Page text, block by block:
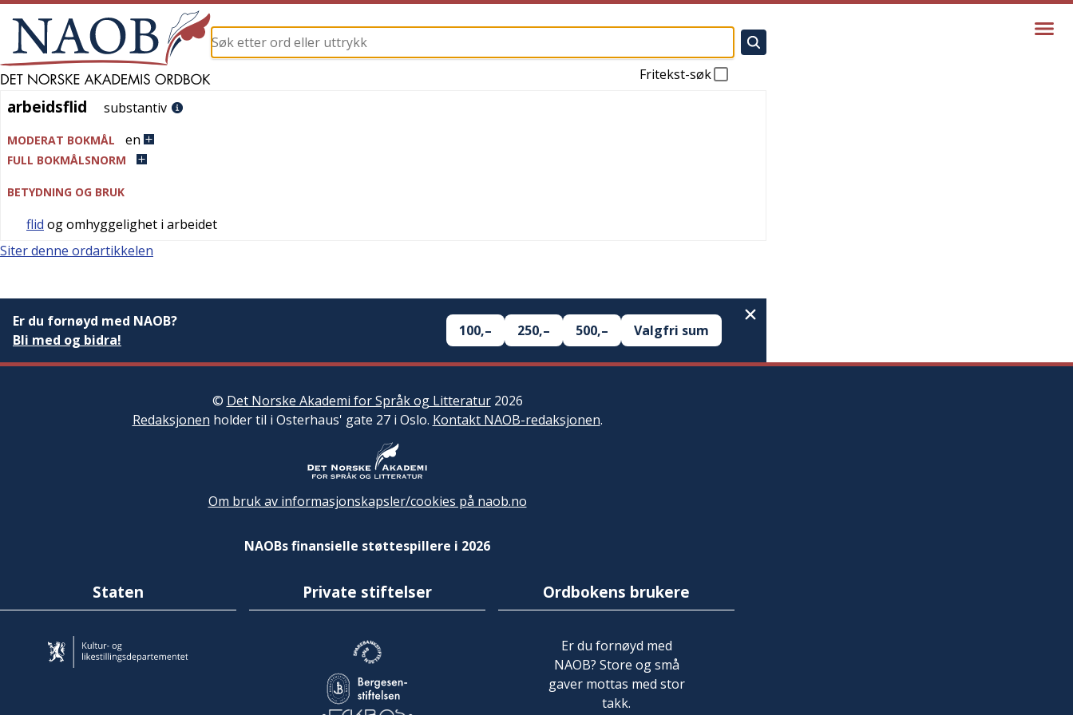
Fritekst-søk
arbeidsflid
arbeidsflid substantiv
MODERAT BOKMÅL en
FULL BOKMÅLSNORM
BETYDNING OG BRUK
flid og omhyggelighet i arbeidet
Siter denne ordartikkelen
Er du fornøyd med NAOB?
Bli med og bidra!
100,– 250,– 500,– Valgfri sum
© Det Norske Akademi for Språk og Litteratur2026
Redaksjonen holder til i Osterhaus' gate 27 i Oslo. Kontakt NAOB-redaksjonen.
Om bruk av informasjonskapsler/cookies på naob.no
NAOBs finansielle støttespillere i 2026
Staten Private stiftelser Ordbokens brukere
Er du fornøyd med
NAOB? Store og små
gaver mottas med stor
takk.